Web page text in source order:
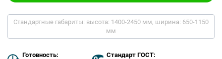
Стандартные габариты: высота: 1400-2450 мм, ширина: 650-1150
мм
Готовность:
Стандарт ГОСТ: